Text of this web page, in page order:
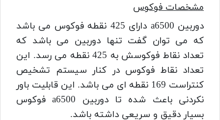
مشخصات فوکوس
دوربین a6500 دارای 425 نقطه فوکوس می باشد
که می توان گفت تنها دوربین می باشد که
تعداد نقاط فوکوسش به 425 نقطه می رسد.
این
تعداد نقاط فوکوس در کنار سیستم تشخیص
کنتراست 169 نقطه ای می باشد.
این قابلیت باور
نکردنی باعث شده تا دوربین a6500 فوکوس
بسیار دقیق و سریعی داشته باشد.